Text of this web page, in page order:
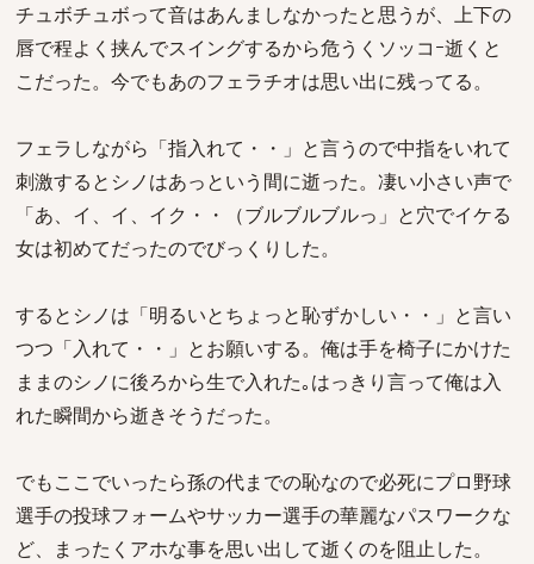
チュボチュボって音はあんましなかったと思うが、上下の
唇で程よく挟んでスイングするから危うくソッコｰ逝くと
こだった。今でもあのフェラチオは思い出に残ってる。
フェラしながら「指入れて・・」と言うので中指をいれて
刺激するとシノはあっという間に逝った。凄い小さい声で
「あ、イ、イ、イク・・（ブルブルブルっ」と穴でイケる
女は初めてだったのでびっくりした。
するとシノは「明るいとちょっと恥ずかしい・・」と言い
つつ「入れて・・」とお願いする。俺は手を椅子にかけた
ままのシノに後ろから生で入れた｡はっきり言って俺は入
れた瞬間から逝きそうだった。
でもここでいったら孫の代までの恥なので必死にプロ野球
選手の投球フォームやサッカー選手の華麗なパスワークな
ど、まったくアホな事を思い出して逝くのを阻止した。